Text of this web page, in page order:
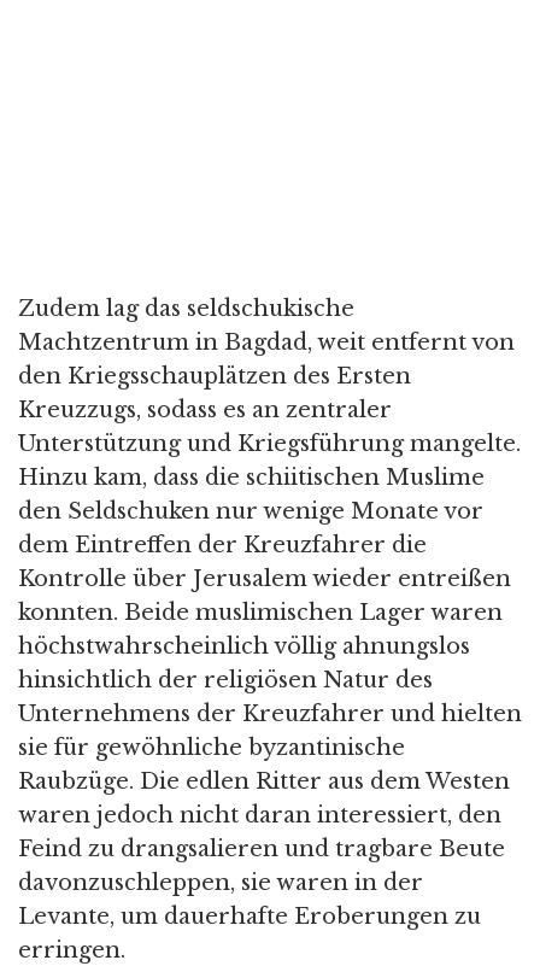
Zudem lag das seldschukische
Machtzentrum in Bagdad, weit entfernt von
den Kriegsschauplätzen des Ersten
Kreuzzugs, sodass es an zentraler
Unterstützung und Kriegsführung mangelte.
Hinzu kam, dass die schiitischen Muslime
den Seldschuken nur wenige Monate vor
dem Eintreffen der Kreuzfahrer die
Kontrolle über Jerusalem wieder entreißen
konnten. Beide muslimischen Lager waren
höchstwahrscheinlich völlig ahnungslos
hinsichtlich der religiösen Natur des
Unternehmens der Kreuzfahrer und hielten
sie für gewöhnliche byzantinische
Raubzüge. Die edlen Ritter aus dem Westen
waren jedoch nicht daran interessiert, den
Feind zu drangsalieren und tragbare Beute
davonzuschleppen, sie waren in der
Levante, um dauerhafte Eroberungen zu
erringen.